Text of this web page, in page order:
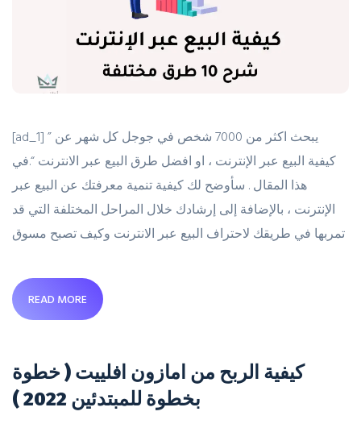
[ad_1] يبحث اكثر من 7000 شخص في جوجل كل شهر عن ”
كيفية البيع عبر الإنترنت ، او افضل طرق البيع عبر الانترنت “.في
هذا المقال . سأوضح لك كيفية تنمية معرفتك عن البيع عبر
الإنترنت ، بالإضافة إلى إرشادك خلال المراحل المختلفة التي قد
تمربها في طريقك لاحتراف البيع عبر الانترنت وكيف تصبح مسوق
READ MORE
كيفية الربح من امازون افلييت ( خطوة
بخطوة للمبتدئين 2022 )